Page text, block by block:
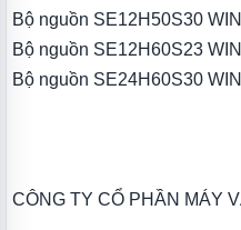
Bộ nguồn SE12H50S30
Bộ nguồn SE12H60S23
Bộ nguồn SE24H60S30
CÔNG TY CỔ PHẦN MÁY